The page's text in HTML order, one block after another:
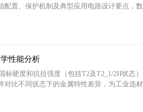
配置、保护机制及典型应用电路设计要点，
性能分析
标硬度和抗拉强度（包括T2及T2_1/2H状态
对比不同状态下的金属特性差异，为工业选材